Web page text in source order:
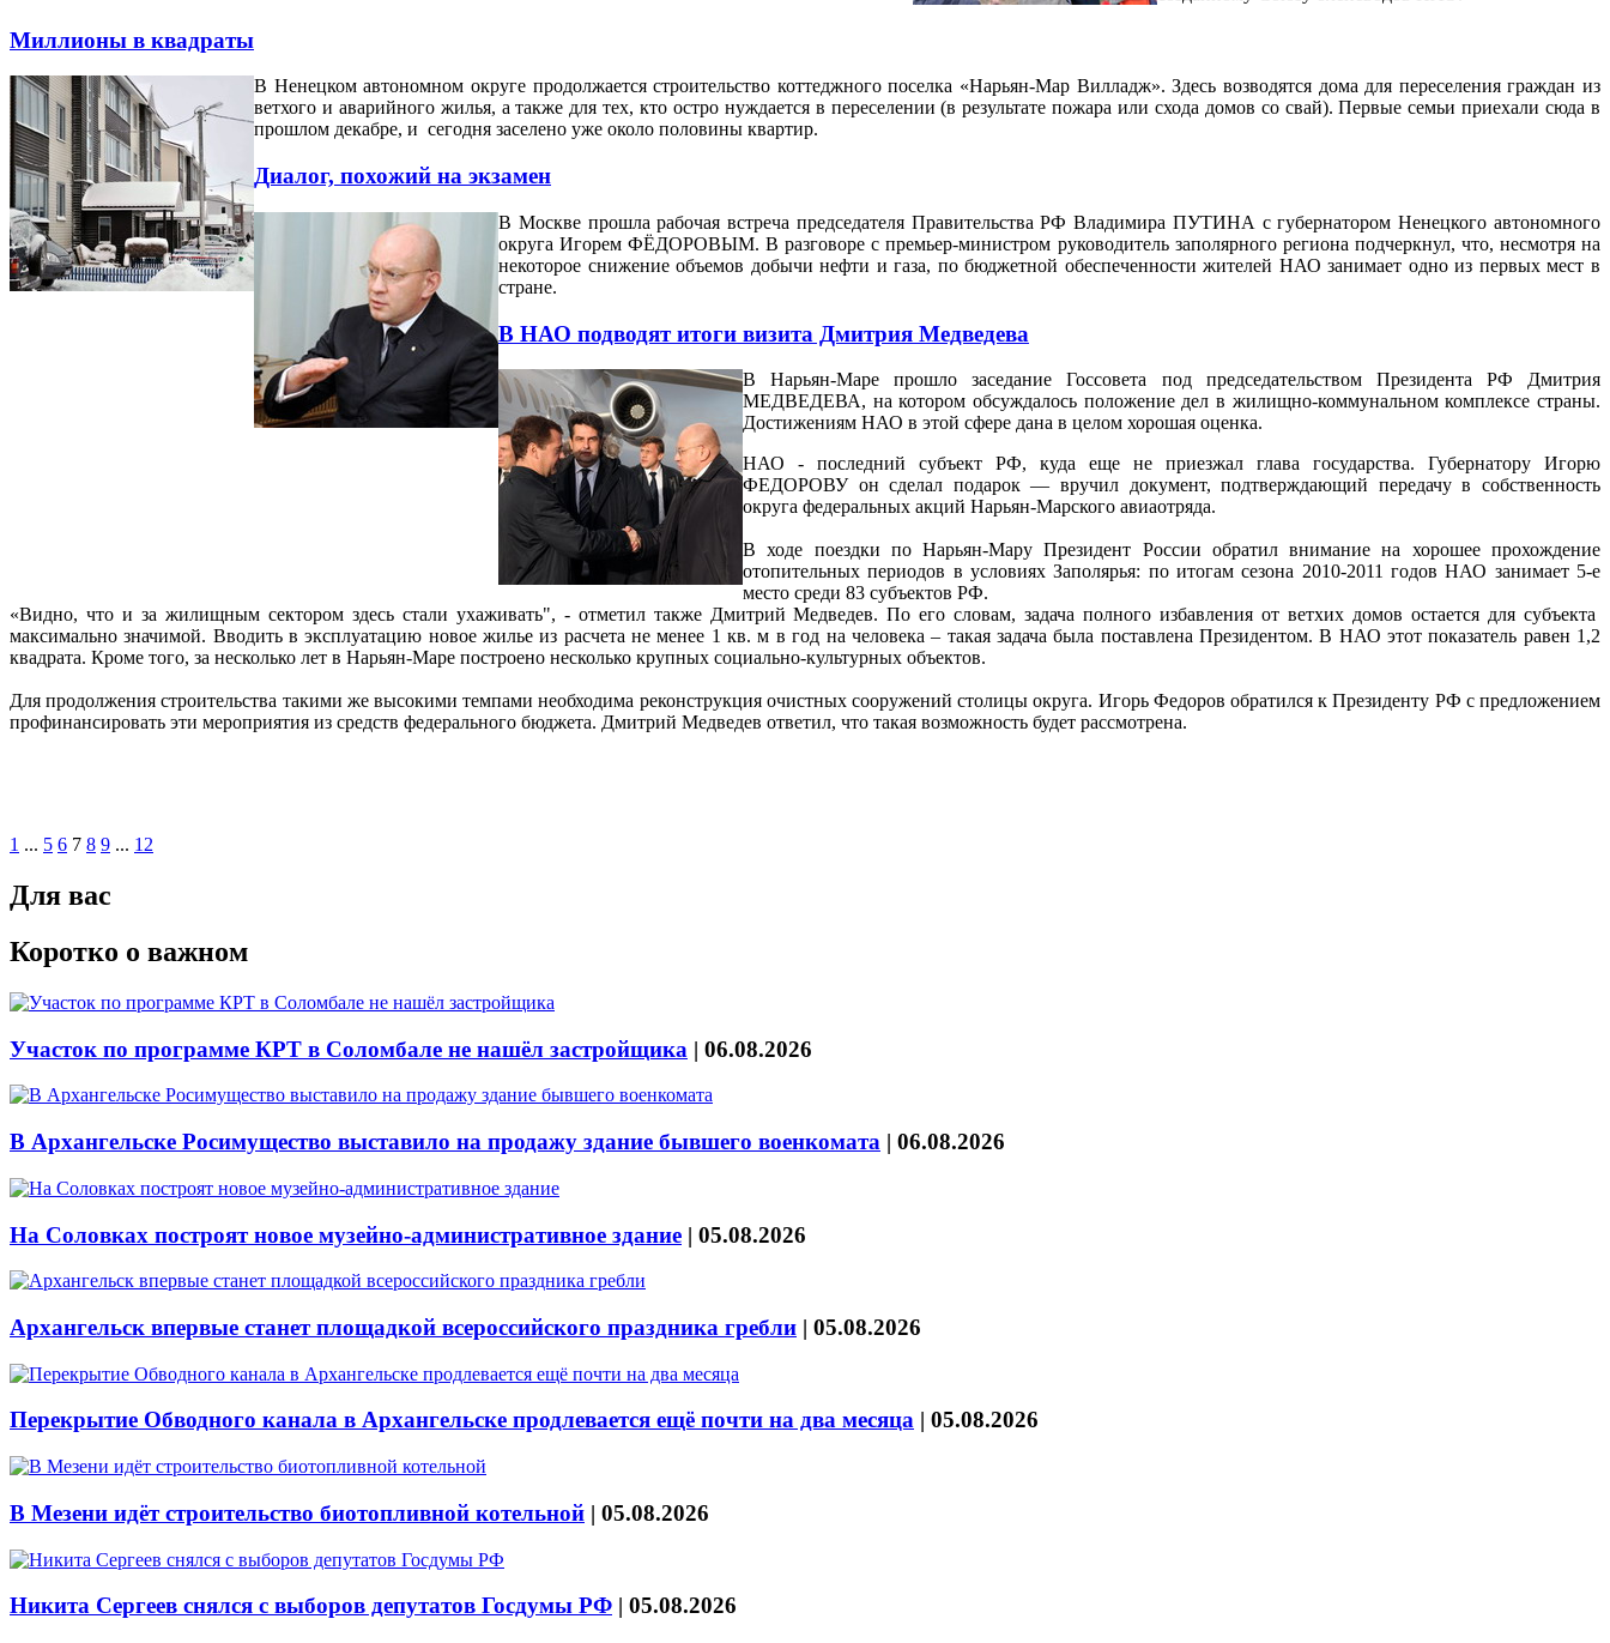
Миллионы в квадраты
В Ненецком автономном округе продолжается строительство коттеджного поселка «Нарьян-Мар Вилладж». Здесь возводятся дома для переселения граждан из
ветхого и аварийного жилья, а также для тех, кто остро нуждается в переселении (в результате пожара или схода домов со свай). Первые семьи приехали сюда в
прошлом декабре, и сегодня заселено уже около половины квартир.
Диалог, похожий на экзамен
В Москве прошла рабочая встреча председателя Правительства РФ Владимира ПУТИНА с губернатором Ненецкого автономного
округа Игорем ФЁДОРОВЫМ. В разговоре с премьер-министром руководитель заполярного региона подчеркнул, что, несмотря на
некоторое снижение объемов добычи нефти и газа, по бюджетной обеспеченности жителей НАО занимает одно из первых мест в
стране.
В НАО подводят итоги визита Дмитрия Медведева
В Нарьян-Маре прошло заседание Госсовета под председательством Президента РФ Дмитрия
МЕДВЕДЕВА, на котором обсуждалось положение дел в жилищно-коммунальном комплексе страны.
Достижениям НАО в этой сфере дана в целом хорошая оценка.
НАО - последний субъект РФ, куда еще не приезжал глава государства. Губернатору Игорю
ФЕДОРОВУ он сделал подарок — вручил документ, подтверждающий передачу в собственность
округа федеральных акций Нарьян-Марского авиаотряда.
В ходе поездки по Нарьян-Мару Президент России обратил внимание на хорошее прохождение
отопительных периодов в условиях Заполярья: по итогам сезона 2010-2011 годов НАО занимает 5-е
место среди 83 субъектов РФ.
«Видно, что и за жилищным сектором здесь стали ухаживать", - отметил также Дмитрий Медведев. По его словам, задача полного избавления от ветхих домов остается для субъекта
максимально значимой. Вводить в эксплуатацию новое жилье из расчета не менее 1 кв. м в год на человека – такая задача была поставлена Президентом. В НАО этот показатель равен 1,2
квадрата. Кроме того, за несколько лет в Нарьян-Маре построено несколько крупных социально-культурных объектов.
Для продолжения строительства такими же высокими темпами необходима реконструкция очистных сооружений столицы округа. Игорь Федоров обратился к Президенту РФ с предложением
профинансировать эти мероприятия из средств федерального бюджета. Дмитрий Медведев ответил, что такая возможность будет рассмотрена.
1 ... 5 6 7 8 9 ... 12
Для вас
Коротко о важном
Участок по программе КРТ в Соломбале не нашёл застройщика | 06.08.2026
В Архангельске Росимущество выставило на продажу здание бывшего военкомата | 06.08.2026
На Соловках построят новое музейно-административное здание | 05.08.2026
Архангельск впервые станет площадкой всероссийского праздника гребли | 05.08.2026
Перекрытие Обводного канала в Архангельске продлевается ещё почти на два месяца | 05.08.2026
В Мезени идёт строительство биотопливной котельной | 05.08.2026
Никита Сергеев снялся с выборов депутатов Госдумы РФ | 05.08.2026